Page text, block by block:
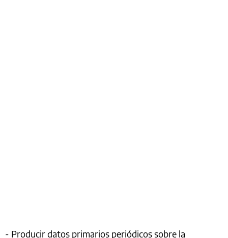
- Producir datos primarios periódicos sobre la